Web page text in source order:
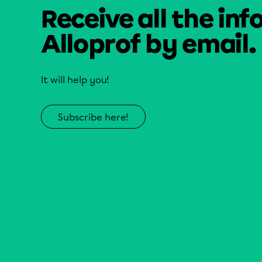
Receive all the
Alloprof by email.
It will help you!
Subscribe here!